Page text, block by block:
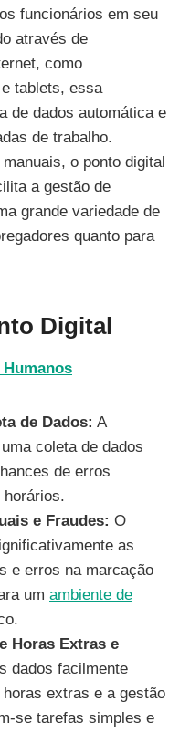
funcionários em seu
através de
como
tablets, essa
de dados automática e
de trabalho.
o ponto digital
a gestão de
grande variedade de
quanto para
Digital
de Dados: A
coleta de dados
de erros
horários.
e Fraudes: O
as
e erros na marcação
um ambiente de
Horas Extras e
dados facilmente
extras e a gestão
se tarefas simples e